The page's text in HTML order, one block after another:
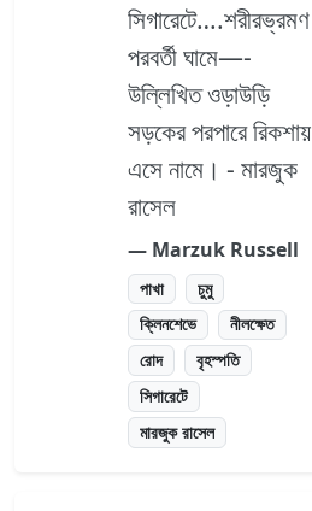
সিগারেটে….শরীরভ্রমণ
পরবর্তী ঘামে—-
উল্লিখিত ওড়াউড়ি
সড়কের পরপারে রিকশায়
এসে নামে। - মারজুক
রাসেল
― Marzuk Russell
পাখা
চুমু
ক্লিনশেভে
নীলক্ষেত
রোদ
বৃহস্পতি
সিগারেটে
মারজুক রাসেল